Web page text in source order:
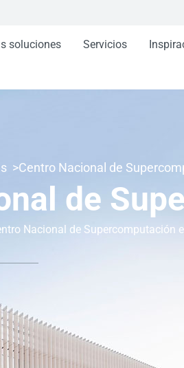
soluciones Servicios
Centro Nacional de
de
Nacional de Supercomputación